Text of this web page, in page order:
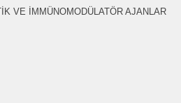
VE İMMÜNOMODÜLATÖR AJANLAR